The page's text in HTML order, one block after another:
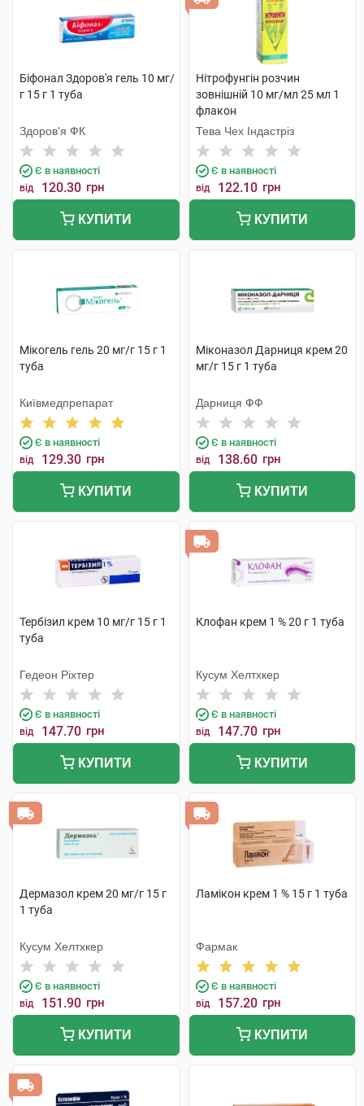
Біфонал Здоров'я гель 10 мг/
г 15 г 1 туба
Здоров'я ФК
Є в наявності
від 120.30 грн
КУПИТИ
Нітрофунгін розчин
зовнішній 10 мг/мл 25 мл 1
флакон
Тева Чех Індастріз
Є в наявності
від 122.10 грн
КУПИТИ
Мікогель гель 20 мг/г 15 г 1
туба
Київмедпрепарат
Є в наявності
від 129.30 грн
КУПИТИ
Міконазол Дарниця крем 20
мг/г 15 г 1 туба
Дарниця ФФ
Є в наявності
від 138.60 грн
КУПИТИ
Тербізил крем 10 мг/г 15 г 1
туба
Гедеон Ріхтер
Є в наявності
від 147.70 грн
КУПИТИ
Клофан крем 1 % 20 г 1 туба
Кусум Хелтхкер
Є в наявності
від 147.70 грн
КУПИТИ
Дермазол крем 20 мг/г 15 г
1 туба
Кусум Хелтхкер
Є в наявності
від 151.90 грн
КУПИТИ
Ламікон крем 1 % 15 г 1 туба
Фармак
Є в наявності
від 157.20 грн
КУПИТИ